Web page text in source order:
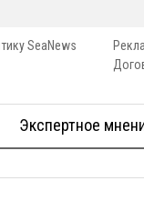
SeaNews
Экспертное